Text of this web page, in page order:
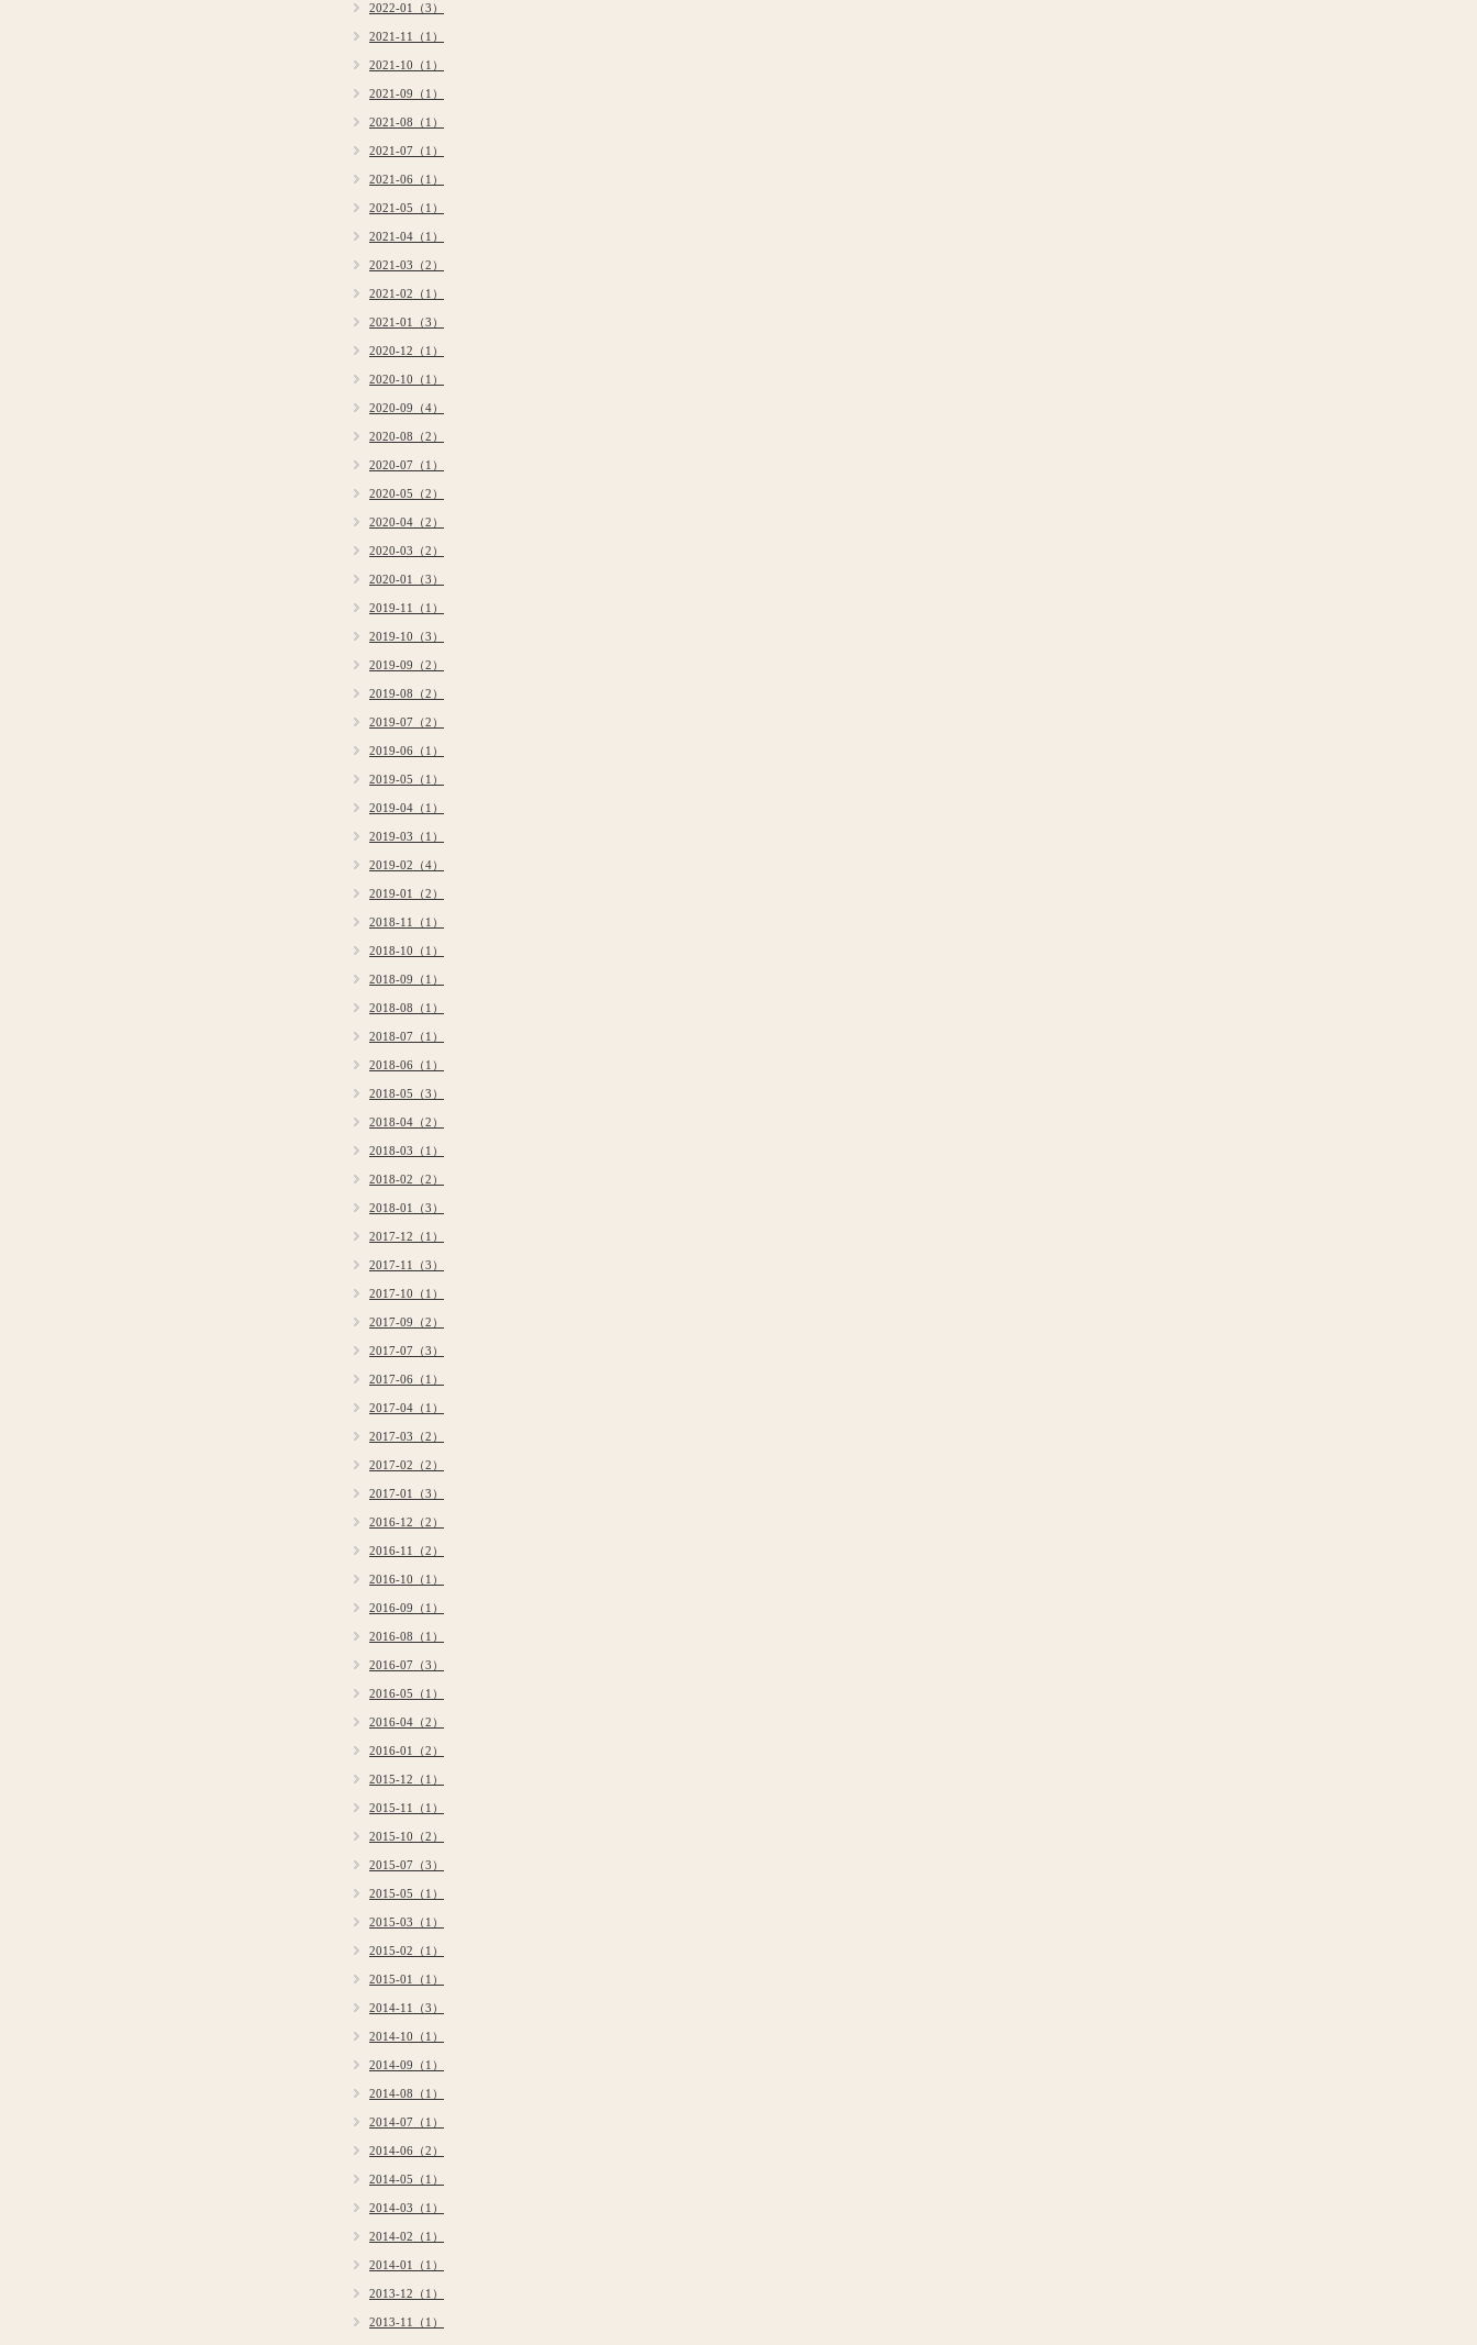
2022-01（3）
2021-11（1）
2021-10（1）
2021-09（1）
2021-08（1）
2021-07（1）
2021-06（1）
2021-05（1）
2021-04（1）
2021-03（2）
2021-02（1）
2021-01（3）
2020-12（1）
2020-10（1）
2020-09（4）
2020-08（2）
2020-07（1）
2020-05（2）
2020-04（2）
2020-03（2）
2020-01（3）
2019-11（1）
2019-10（3）
2019-09（2）
2019-08（2）
2019-07（2）
2019-06（1）
2019-05（1）
2019-04（1）
2019-03（1）
2019-02（4）
2019-01（2）
2018-11（1）
2018-10（1）
2018-09（1）
2018-08（1）
2018-07（1）
2018-06（1）
2018-05（3）
2018-04（2）
2018-03（1）
2018-02（2）
2018-01（3）
2017-12（1）
2017-11（3）
2017-10（1）
2017-09（2）
2017-07（3）
2017-06（1）
2017-04（1）
2017-03（2）
2017-02（2）
2017-01（3）
2016-12（2）
2016-11（2）
2016-10（1）
2016-09（1）
2016-08（1）
2016-07（3）
2016-05（1）
2016-04（2）
2016-01（2）
2015-12（1）
2015-11（1）
2015-10（2）
2015-07（3）
2015-05（1）
2015-03（1）
2015-02（1）
2015-01（1）
2014-11（3）
2014-10（1）
2014-09（1）
2014-08（1）
2014-07（1）
2014-06（2）
2014-05（1）
2014-03（1）
2014-02（1）
2014-01（1）
2013-12（1）
2013-11（1）